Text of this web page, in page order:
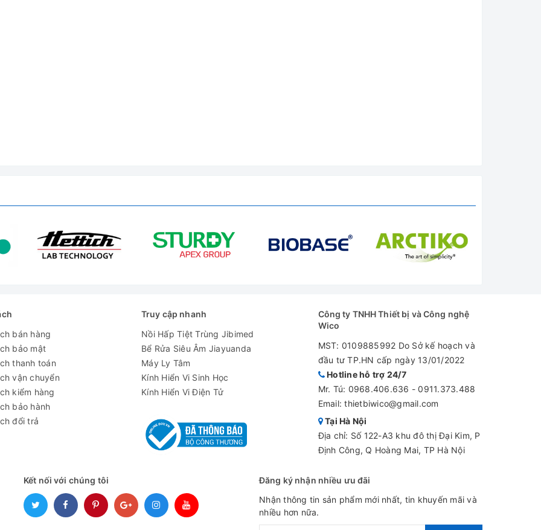
bán hàng
bảo mật
thanh toán
vận chuyển
kiểm hàng
bảo hành
đổi trả
Truy cập nhanh
Nồi Hấp Tiệt Trùng Jibimed
Bể Rửa Siêu Âm Jiayuanda
Máy Ly Tâm
Kính Hiển Vi Sinh Học
Kính Hiển Vi Điện Tử
Công ty TNHH Thiết bị và Công nghệ
Wico
MST: 0109885992 Do Sở kế hoạch và
đầu tư TP.HN cấp ngày 13/01/2022
Hotline hỗ trợ 24/7
Mr. Tú: 0968.406.636 -0911.373.488
Email: thietbiwico@gmail.com
Tại Hà Nội
Địa chỉ: Số 122-A3 khu đô thị Đại Kim, P
Định Công, Q Hoàng Mai, TP Hà Nội
Kết nối với chúng tôi
Đăng ký nhận nhiều ưu đãi
Nhận thông tin sản phẩm mới nhất, tin khuyến mãi và
nhiều hơn nữa.